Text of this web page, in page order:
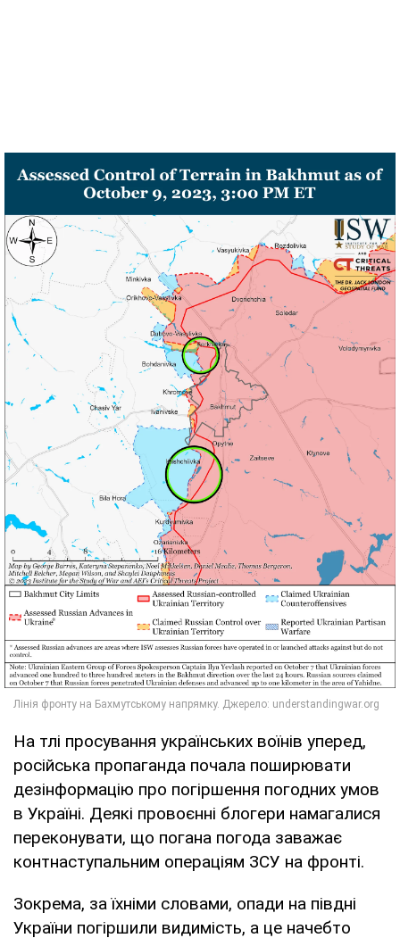
На тлі просування українських воїнів уперед,
російська пропаганда почала поширювати
дезінформацію про погіршення погодних умов
в Україні. Деякі провоєнні блогери намагалися
переконувати, що погана погода заважає
контнаступальним операціям ЗСУ на фронті.
Зокрема, за їхніми словами, опади на півдні
України погіршили видимість, а це начебто